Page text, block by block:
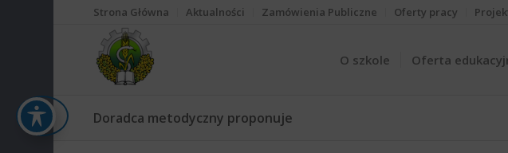
Strona Główna Aktualności Zamówienia Publiczne Oferty pracy
O szkole Oferta
Doradca metodyczny proponuje